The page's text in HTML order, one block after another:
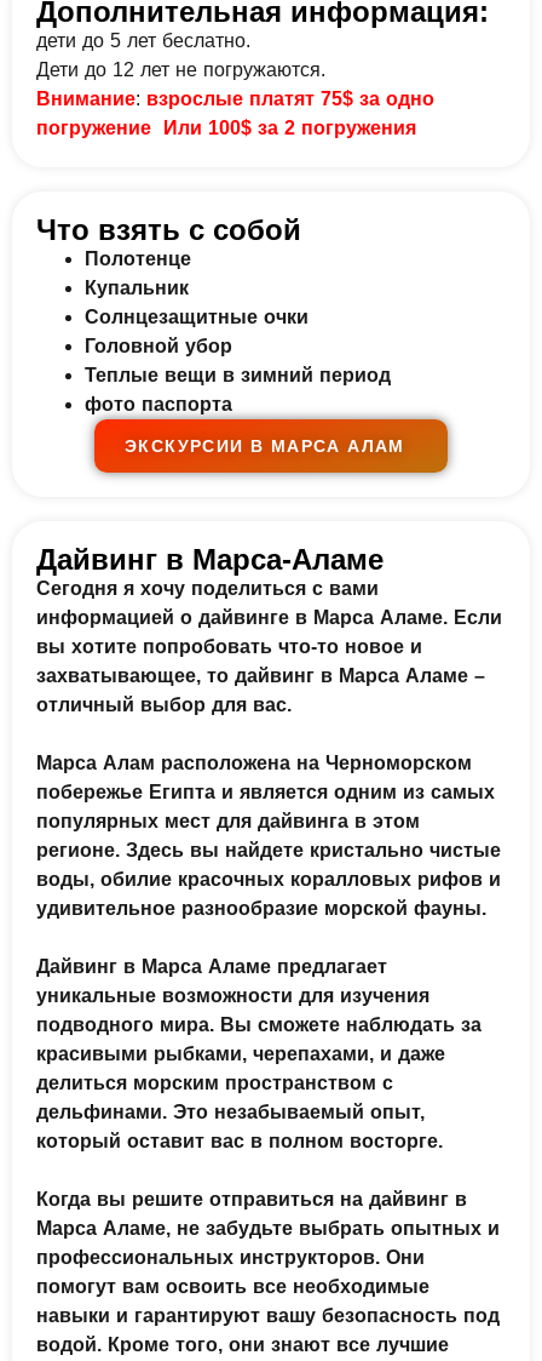
Дополнительная информация:
дети до 5 лет беслатно.
Дети до 12 лет не погружаются.
Внимание: взрослые платят 75$ за одно
погружение Или 100$ за 2 погружения
Что взять с собой
Полотенце
Купальник
Солнцезащитные очки
Головной убор
Теплые вещи в зимний период
фото паспорта
ЭКСКУРСИИ В МАРСА АЛАМ
Дайвинг в Марса-Аламе
Сегодня я хочу поделиться с вами
информацией о дайвинге в Марса Аламе. Если
вы хотите попробовать что-то новое и
захватывающее, то дайвинг в Марса Аламе –
отличный выбор для вас.
Марса Алам расположена на Черноморском
побережье Египта и является одним из самых
популярных мест для дайвинга в этом
регионе. Здесь вы найдете кристально чистые
воды, обилие красочных коралловых рифов и
удивительное разнообразие морской фауны.
Дайвинг в Марса Аламе предлагает
уникальные возможности для изучения
подводного мира. Вы сможете наблюдать за
красивыми рыбками, черепахами, и даже
делиться морским пространством с
дельфинами. Это незабываемый опыт,
который оставит вас в полном восторге.
Когда вы решите отправиться на дайвинг в
Марса Аламе, не забудьте выбрать опытных и
профессиональных инструкторов. Они
помогут вам освоить все необходимые
навыки и гарантируют вашу безопасность под
водой. Кроме того, они знают все лучшие